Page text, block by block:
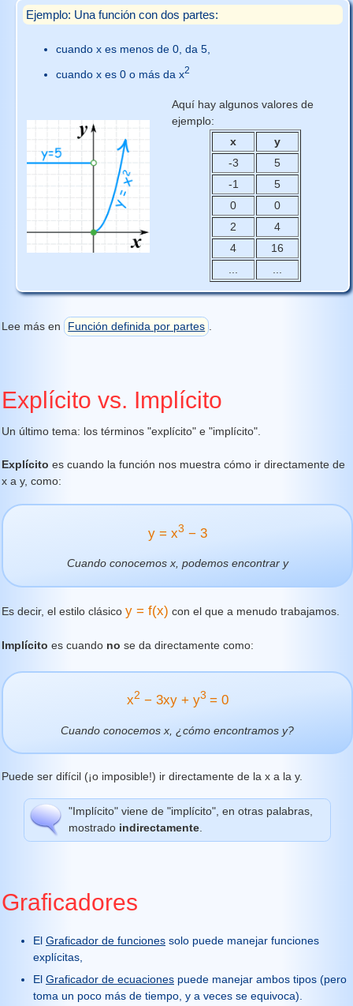
Ejemplo: Una función con dos partes:
cuando x es menos de 0, da 5,
cuando x es 0 o más da x2
Aquí hay algunos valores de
ejemplo:
x
y
-3
5
-1
5
0
0
2
4
4
16
Lee más en Función definida por partes
Explícito vs. Implícito
Un último tema: los términos "explícito" e "implícito".
Explícito es cuando la función nos muestra cómo ir directamente de
x a y, como:
y = x3 − 3
Cuando conocemos x, podemos encontrar y
Es decir, el estilo clásico y = f(x) con el que a menudo trabajamos.
Implícito es cuando no se da directamente como:
x2 − 3xy + y3 = 0
Cuando conocemos x, ¿cómo encontramos y?
Puede ser difícil (¡o imposible!) ir directamente de la x a la y.
"Implícito" viene de "implícito", en otras palabras,
mostrado indirectamente
Graficadores
El Graficador de funciones solo puede manejar funciones
explícitas,
El Graficador de ecuaciones puede manejar ambos tipos (pero
toma un poco más de tiempo, y a veces se equivoca).